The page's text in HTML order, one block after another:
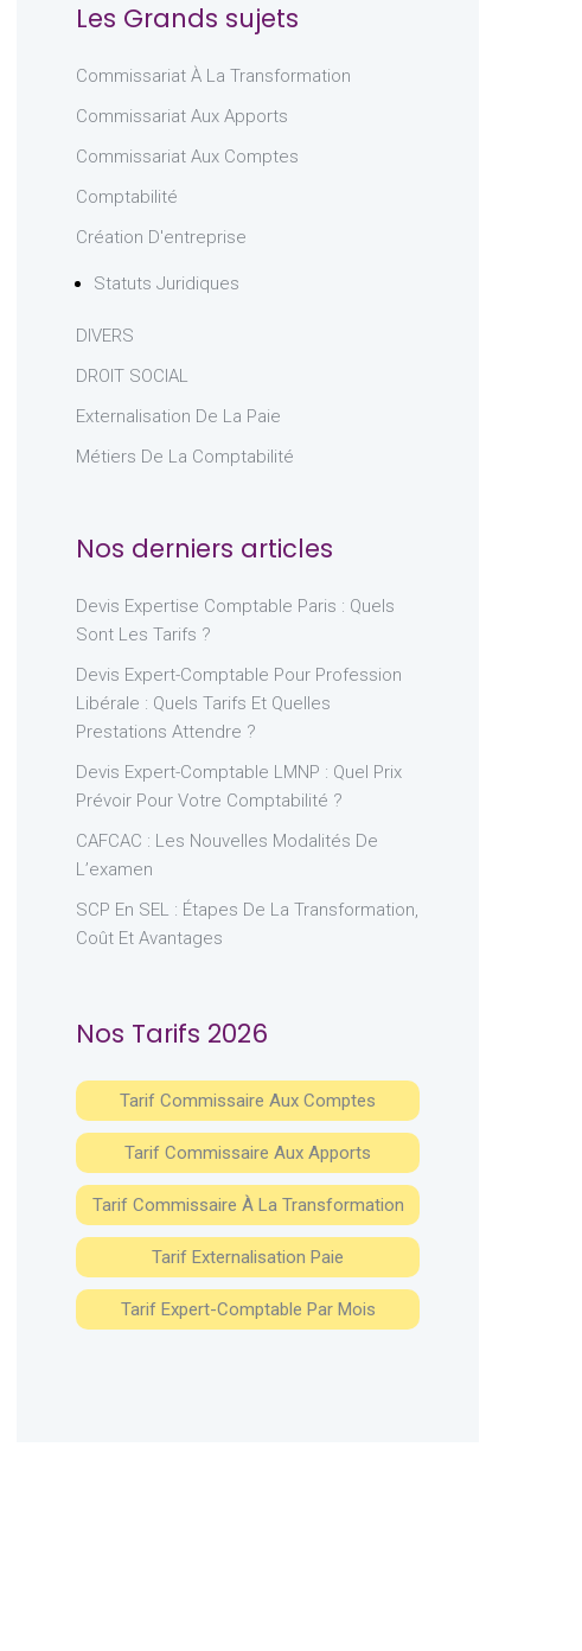
Les Grands sujets
Commissariat À La Transformation
Commissariat Aux Apports
Commissariat Aux Comptes
Comptabilité
Création D'entreprise
Statuts Juridiques
DIVERS
DROIT SOCIAL
Externalisation De La Paie
Métiers De La Comptabilité
Nos derniers articles
Devis Expertise Comptable Paris : Quels
Sont Les Tarifs ?
Devis Expert-Comptable Pour Profession
Libérale : Quels Tarifs Et Quelles
Prestations Attendre ?
Devis Expert-Comptable LMNP : Quel Prix
Prévoir Pour Votre Comptabilité ?
CAFCAC : Les Nouvelles Modalités De
L’examen
SCP En SEL : Étapes De La Transformation,
Coût Et Avantages
Nos Tarifs 2026
Tarif Commissaire Aux Comptes
Tarif Commissaire Aux Apports
Tarif Commissaire À La Transformation
Tarif Externalisation Paie
Tarif Expert-Comptable Par Mois